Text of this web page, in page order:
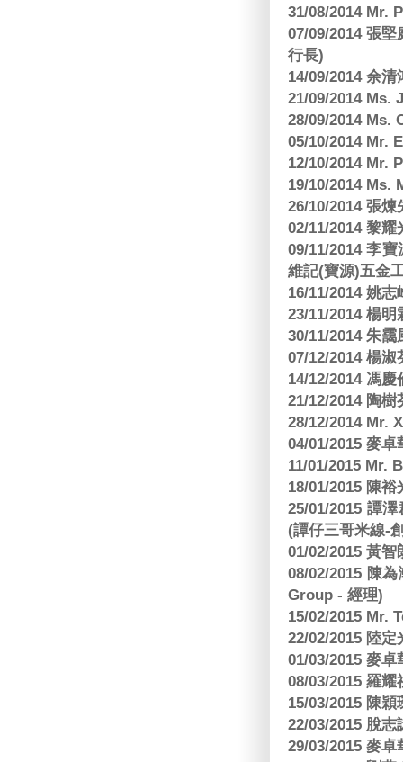
31/08/2014 Mr.
07/09/2014 張
行長)
14/09/2014 余
21/09/2014 Ms.
28/09/2014 Ms.
05/10/2014 Mr.
12/10/2014 Mr.
19/10/2014 Ms.
26/10/2014 張
02/11/2014 黎
09/11/2014 李
維記(寶源)五金
16/11/2014 姚
23/11/2014 楊
30/11/2014 朱
07/12/2014 楊
14/12/2014 馮
21/12/2014 陶
28/12/2014 Mr.
04/01/2015 麥
11/01/2015 Mr.
18/01/2015 陳
25/01/2015 譚
(譚仔三哥米線-
01/02/2015 黃
08/02/2015 陳
Group - 經理)
15/02/2015 Mr.
22/02/2015 陸
01/03/2015 麥
08/03/2015 羅
15/03/2015 陳
22/03/2015 脫
29/03/2015 麥